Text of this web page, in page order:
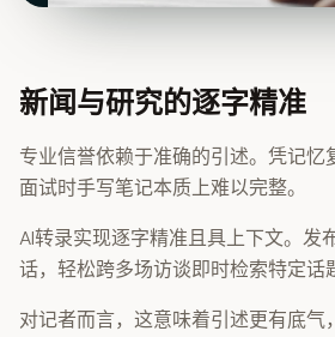
新闻与研究的逐字精准
专业信誉依赖于准确的引述。凭记忆
面试时手写笔记本质上难以完整。
AI转录实现逐字精准且具上下文。发
话，轻松跨多场访谈即时检索特定话
对记者而言，这意味着引述更有底气